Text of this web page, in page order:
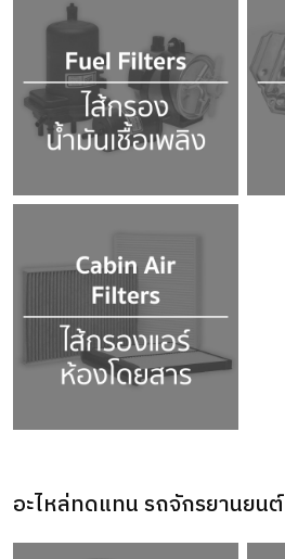
อะไหล่ทดแทน รถจักรยานยนต์